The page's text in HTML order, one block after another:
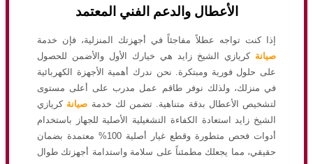
الأعطال والدعم الفني المعتمد
إذا كنت تواجه عطلاً مفاجئاً في أجهزتك المنزلية، فإن خدمة
صيانة كريازي الشيخ زايد هي خيارك الأول والأضمن للحصول
على حلول فورية ومبتكرة. نحن ندرك أهمية الأجهزة الكهربائية
في منزلك، ولذلك نوفر طاقم عمل مدرب على أعلى مستوى
لتشخيص الأعطال بدقة متناهية. تضمن لك خدمة صيانة كريازي
الشيخ زايد استعادة الكفاءة التشغيلية الأصلية للجهاز باستخدام
أدوات فحص متطورة وقطع غيار أصلية 100% معتمدة بضمان
حقيقي، مما يجعلك مطمئناً على سلامة واستدامة أجهزتك طوال